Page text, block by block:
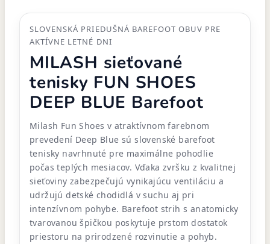
SLOVENSKÁ PRIEDUŠNÁ BAREFOOT OBUV PRE
AKTÍVNE LETNÉ DNI
MILASH sieťované
tenisky FUN SHOES
DEEP BLUE Barefoot
Milash Fun Shoes v atraktívnom farebnom
prevedení Deep Blue sú slovenské barefoot
tenisky navrhnuté pre maximálne pohodlie
počas teplých mesiacov. Vďaka zvršku z kvalitnej
sieťoviny zabezpečujú vynikajúcu ventiláciu a
udržujú detské chodidlá v suchu aj pri
intenzívnom pohybe. Barefoot strih s anatomicky
tvarovanou špičkou poskytuje prstom dostatok
priestoru na prirodzené rozvinutie a pohyb.